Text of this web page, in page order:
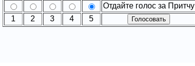
Отдайте голос за Притчу
1
2 3 4 5